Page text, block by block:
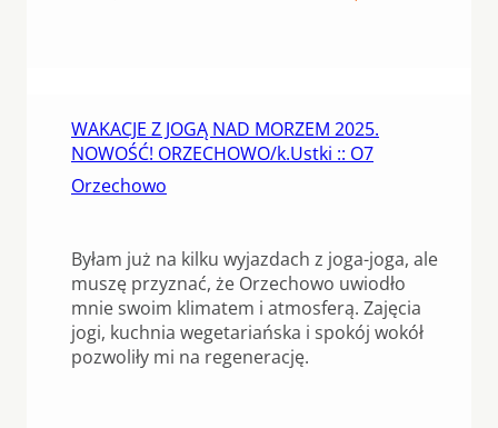
WAKACJE Z JOGĄ NAD MORZEM 2025.
NOWOŚĆ! ORZECHOWO/k.Ustki :: O7
Orzechowo
Byłam już na kilku wyjazdach z joga-joga, ale
muszę przyznać, że Orzechowo uwiodło
mnie swoim klimatem i atmosferą. Zajęcia
jogi, kuchnia wegetariańska i spokój wokół
pozwoliły mi na regenerację.